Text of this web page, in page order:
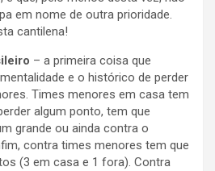
em nome de outra prioridade.
cantilena!
– a primeira coisa que
e o histórico de perder
Times menores em casa tem
algum ponto, tem que
grande ou ainda contra o
contra times menores tem que
(3 em casa e 1 fora). Contra